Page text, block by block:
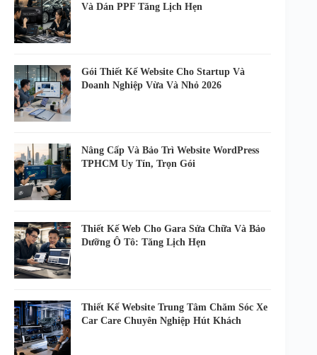
Và Dán PPF Tăng Lịch Hẹn
Gói Thiết Kế Website Cho Startup Và
Doanh Nghiệp Vừa Và Nhỏ 2026
Nâng Cấp Và Bảo Trì Website WordPress
TPHCM Uy Tín, Trọn Gói
Thiết Kế Web Cho Gara Sửa Chữa Và Bảo
Dưỡng Ô Tô: Tăng Lịch Hẹn
Thiết Kế Website Trung Tâm Chăm Sóc Xe
Car Care Chuyên Nghiệp Hút Khách